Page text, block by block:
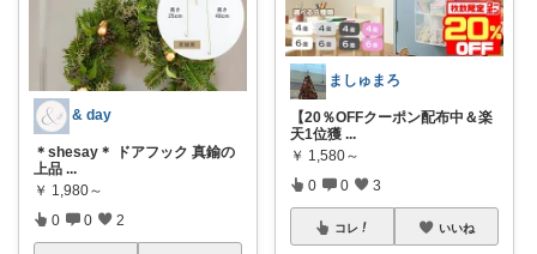
& day
＊shesay＊ ドアフック 真鍮の
上品 ...
￥ 1,980～
0 0 2
ましゅまろ
​【20％OFFクーポン配布中＆楽
天1位獲 ...
￥ 1,580～
0 0 3
コレ いいね